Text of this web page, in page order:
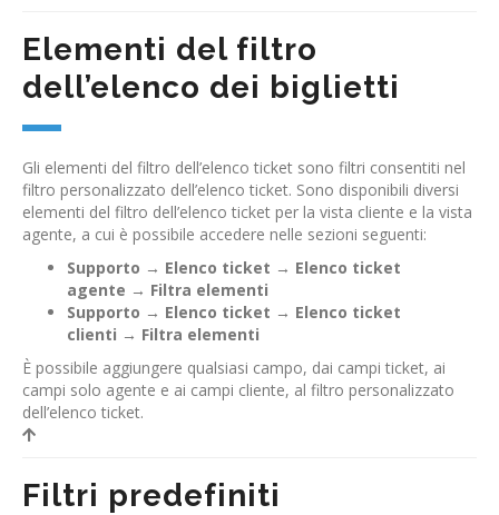
Elementi del filtro
dell’elenco dei biglietti
Gli elementi del filtro dell’elenco ticket sono filtri consentiti nel
filtro personalizzato dell’elenco ticket. Sono disponibili diversi
elementi del filtro dell’elenco ticket per la vista cliente e la vista
agente, a cui è possibile accedere nelle sezioni seguenti:
Supporto → Elenco ticket → Elenco ticket
agente → Filtra elementi
Supporto → Elenco ticket → Elenco ticket
clienti → Filtra elementi
È possibile aggiungere qualsiasi campo, dai campi ticket, ai
campi solo agente e ai campi cliente, al filtro personalizzato
dell’elenco ticket.
Filtri predefiniti